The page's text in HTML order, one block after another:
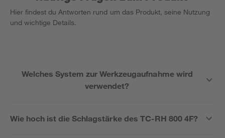
Hier findest du Antworten rund um das Produkt, seine Nutzung
und wichtige Details.
Welches System zur Werkzeugaufnahme wird
verwendet?
Wie hoch ist die Schlagstärke des TC-RH 800 4F?